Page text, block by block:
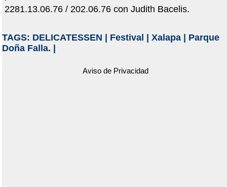
2281.13.06.76 / 202.06.76 con Judith Bacelis.
TAGS: DELICATESSEN Festival Xalapa| Parque
Doña Falla.
Aviso de Privacidad